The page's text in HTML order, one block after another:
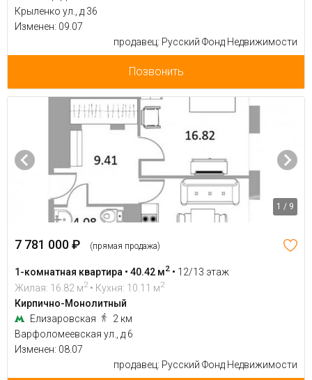
Крыленко ул., д 36
Изменен: 09.07
продавец: Русский Фонд Недвижимости
Позвонить
1 / 9
7 781 000 ₽ (прямая продажа)
1-комнатная квартира • 40.42 м2 • 12/13 этаж
Жилая: 16.82 м2 • Кухня: 10.11 м2
Кирпично-Монолитный
Елизаровская
2 км
Варфоломеевская ул., д 6
Изменен: 08.07
продавец: Русский Фонд Недвижимости